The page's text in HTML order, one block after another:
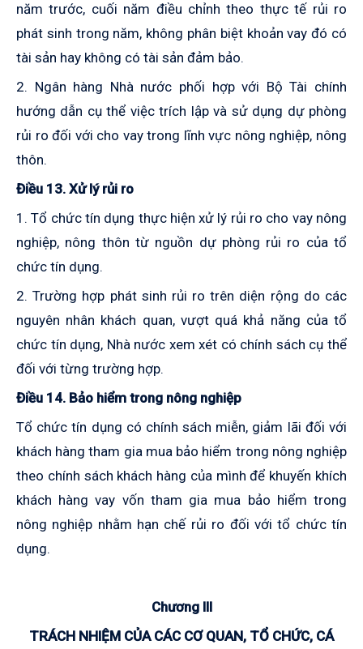
năm trước, cuối năm điều chỉnh theo thực tế rủi ro
phát sinh trong năm, không phân biệt khoản vay đó có
tài sản hay không có tài sản đảm bảo.
2. Ngân hàng Nhà nước phối hợp với Bộ Tài chính
hướng dẫn cụ thể việc trích lập và sử dụng dự phòng
rủi ro đối với cho vay trong lĩnh vực nông nghiệp, nông
thôn.
Điều 13. Xử lý rủi ro
1. Tổ chức tín dụng thực hiện xử lý rủi ro cho vay nông
nghiệp, nông thôn từ nguồn dự phòng rủi ro của tổ
chức tín dụng.
2. Trường hợp phát sinh rủi ro trên diện rộng do các
nguyên nhân khách quan, vượt quá khả năng của tổ
chức tín dụng, Nhà nước xem xét có chính sách cụ thể
đối với từng trường hợp.
Điều 14. Bảo hiểm trong nông nghiệp
Tổ chức tín dụng có chính sách miễn, giảm lãi đối với
khách hàng tham gia mua bảo hiểm trong nông nghiệp
theo chính sách khách hàng của mình để khuyến khích
khách hàng vay vốn tham gia mua bảo hiểm trong
nông nghiệp nhằm hạn chế rủi ro đối với tổ chức tín
dụng.
Chương III
TRÁCH NHIỆM CỦA CÁC CƠ QUAN, TỔ CHỨC, CÁ